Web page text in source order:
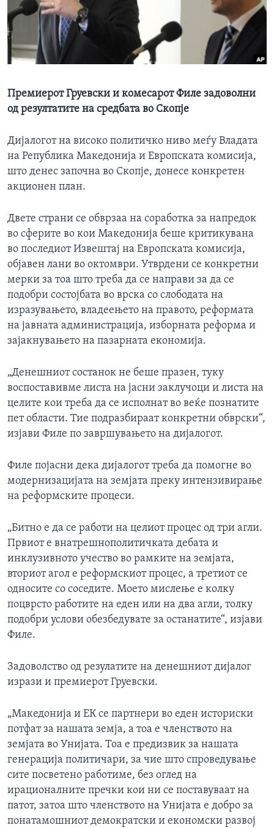
ИНТЕРВЈУА
Јазици
Премиерот Груевски и комесарот Филе задоволни
од резултатите на средбата во Скопје
Дијалогот на високо политичко ниво меѓу Владата
на Република Македонија и Европската комисија,
што денес започна во Скопје, донесе конкретен
акционен план.
Двете страни се обврзаа на соработка за напредок
во сферите во кои Македонија беше критикувана
во последиот Извештај на Европската комисија,
објавен лани во октомври. Утврдени се конкретни
мерки за тоа што треба да се направи за да се
подобри состојбата во врска со слободата на
изразувањето, владеењето на правото, реформата
на јавната администрација, изборната реформа и
зајакнувањето на пазарната економија.
„Денешниот состанок не беше празен, туку
воспоставивме листа на јасни заклучоци и листа на
целите кои треба да се исполнат во веќе познатите
пет области. Тие подразбираат конкретни обврски“,
изјави Филе по завршувањето на дијалогот.
Филе појасни дека дијалогот треба да помогне во
модернизацијата на земјата преку интензивирање
на реформските процеси.
„Битно е да се работи на целиот процес од три агли.
Првиот е внатрешнополитичката дебата и
инклузивното учество во рамките на земјата,
вториот агол е реформскиот процес, а третиот се
односите со соседите. Моето мислење е колку
поцврсто работите на еден или на два агли, толку
подобри услови обезбедувате за останатите“, изјави
Филе.
Задоволство од резулатите на денешниот дијалог
изрази и премиерот Груевски.
„Македонија и ЕК се партнери во еден историски
потфат за нашата земја, а тоа е членството на
земјата во Унијата. Тоа е предизвик за нашата
генерација политичари, за чие што спроведување
сите посветено работиме, без оглед на
ирационалните пречки кои ни се поставуваат на
патот, затоа што членството на Унијата е добро за
понатамошниот демократски и економски развој